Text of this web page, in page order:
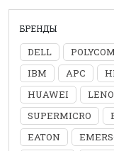
БРЕНДЫ
DELL POLYCOM
IBM
APC
HUAWEI
SUPERMICRO
EATON